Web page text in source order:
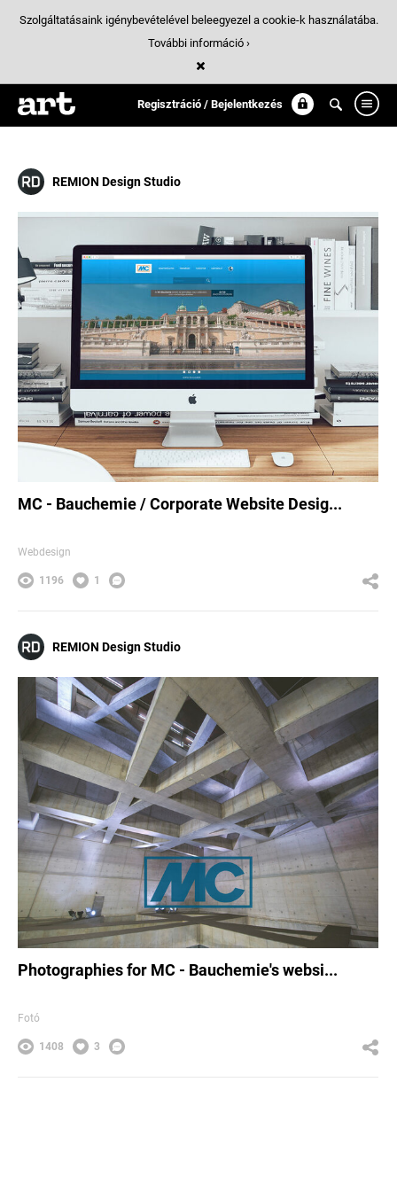
Regisztráció / Bejelentkezés
Találatok/ 2:
mc_-_bauchemie
REMION Design Studio
MC - Bauchemie / Corporate Website Desig...
Webdesign
1196 1
REMION Design Studio
Photographies for MC - Bauchemie's websi...
Fotó
1408 3
Szolgáltatásaink igénybevételével beleegyezel a cookie-k használatába.
További információ ›